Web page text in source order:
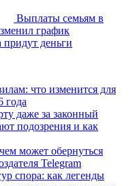
Выплаты семьям в
график
деньги
что изменится для
года
даже за законный
подозрения и как
может обернуться
Telegram
спора: как легенды